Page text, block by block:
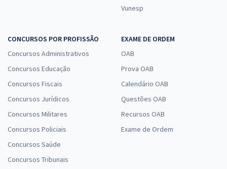
Vunesp
CONCURSOS POR PROFISSÃO
Concursos Administrativos
Concursos Educação
Concursos Fiscais
Concursos Jurídicos
Concursos Militares
Concursos Policiais
Concursos Saúde
Concursos Tribunais
EXAME DE ORDEM
OAB
Prova OAB
Calendário OAB
Questões OAB
Recursos OAB
Exame de Ordem